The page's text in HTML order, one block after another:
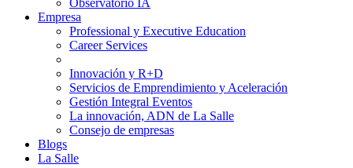
Observatorio IA
Empresa
Professional y Executive Education
Career Services
Innovación y R+D
Servicios de Emprendimiento y Aceleración
Gestión Integral Eventos
La innovación, ADN de La Salle
Consejo de empresas
Blogs
La Salle